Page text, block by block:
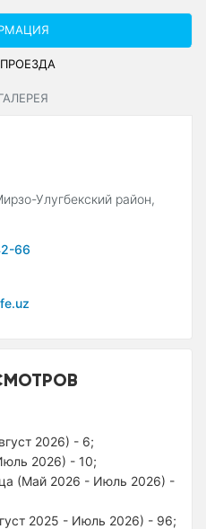
Улугбекский район,
66
2026) - 6;
2026) - 10;
(Май 2026 - Июль 2026) -
2025 - Июль 2026) - 96;